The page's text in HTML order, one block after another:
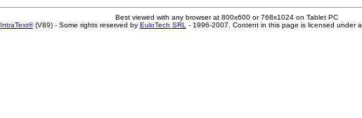
Best viewed with any browser at 800x600 or 768x1024 on Tablet PC
IntraText®(V89) - Some rights reserved by EuloTech SRL - 1996-2007. Content in this page is licensed under a